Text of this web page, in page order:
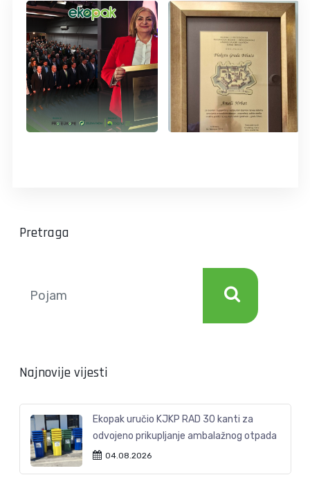
Pretraga
Najnovije vijesti
Ekopak uručio KJKP RAD 30 kanti za
odvojeno prikupljanje ambalažnog otpada
04.08.2026